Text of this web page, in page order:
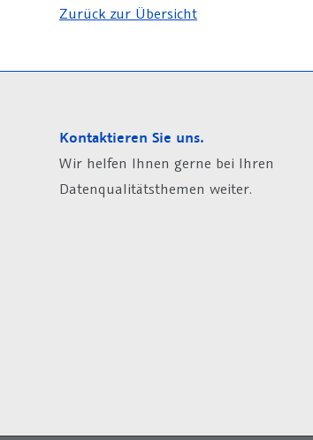
Zurück zur Übersicht
Kontaktieren Sie uns.
Wir helfen Ihnen gerne bei Ihren
Datenqualitätsthemen weiter.